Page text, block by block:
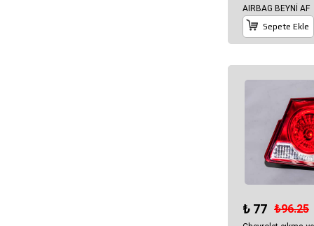
AIRBAG BEYNİ AF
Sepete Ekle
₺ 77 ₺96.25